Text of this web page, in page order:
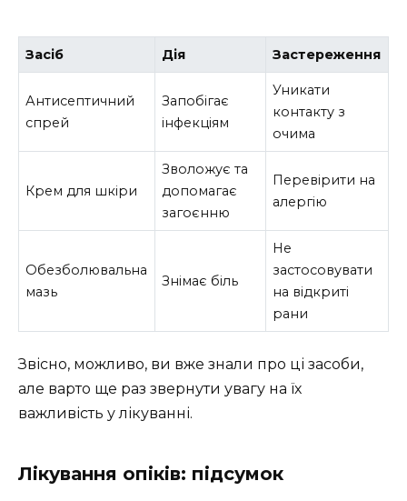
Засіб Дія Застереження
Антисептичний
спрей
Запобігає
інфекціям
Уникати
контакту з
очима
Крем для шкіри
Зволожує та
допомагає
загоєнню
Перевірити на
алергію
Обезболювальна
мазь
Знімає біль
Не
застосовувати
на відкриті
рани
Звісно, можливо, ви вже знали про ці засоби,
але варто ще раз звернути увагу на їх
важливість у лікуванні.
Лікування опіків: підсумок